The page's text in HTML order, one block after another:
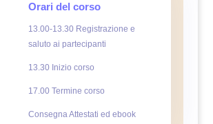
Orari del corso
13.00-13.30 Registrazione e
saluto ai partecipanti
13.30 Inizio corso
17.00 Termine corso
Consegna Attestati ed ebook